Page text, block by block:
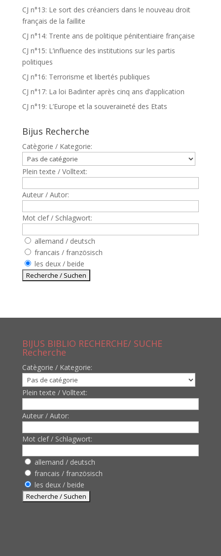
CJ n°13: Le sort des créanciers dans le nouveau droit
français de la faillite
CJ n°14: Trente ans de politique pénitentiaire française
CJ n°15: L’influence des institutions sur les partis
politiques
CJ n°16: Terrorisme et libertés publiques
CJ n°17: La loi Badinter après cinq ans d’application
CJ n°19: L’Europe et la souveraineté des Etats
Bijus Recherche
Catègorie / Kategorie:
Plein texte / Volltext:
Auteur / Autor:
Mot clef / Schlagwort:
allemand / deutsch
francais / französisch
les deux / beide
BIJUS BIBLIO RECHERCHE/ SUCHE
Recherche
Catègorie / Kategorie:
Plein texte / Volltext:
Auteur / Autor:
Mot clef / Schlagwort:
allemand / deutsch
francais / französisch
les deux / beide